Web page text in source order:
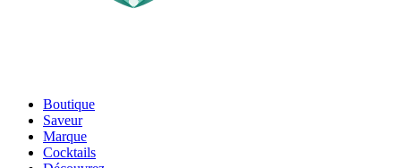
Boutique
Saveur
Marque
Cocktails